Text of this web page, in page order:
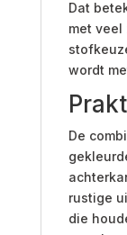
Dat
met veel
wordt
De
rustige
die